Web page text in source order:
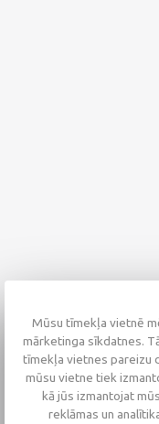
Mūsu tīmekļa vietnē
mārketinga sīkdatnes.
tīmekļa vietnes pareizu
mūsu vietne tiek
kā jūs izmantojat
reklāmas un